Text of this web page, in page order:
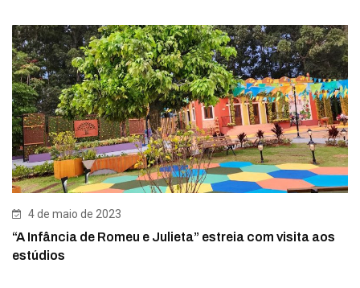
4 de maio de 2023
“A Infância de Romeu e Julieta” estreia com visita aos
estúdios